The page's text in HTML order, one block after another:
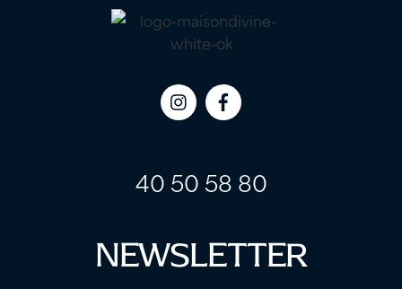
Icon
Icon
40 50 58 80
NEWSLETTER